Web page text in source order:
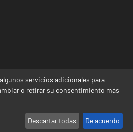
de este sitio web desde el
se realizan de forma
contener errores o
servicios adicionales para
o retirar su consentimiento más
Descartar todas De acuerdo